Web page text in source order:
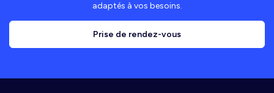
adaptés à vos besoins.
Prise de rendez-vous